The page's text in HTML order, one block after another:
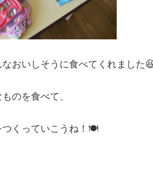
おいしそうに食べてくれました
のを食べて、
つくっていこうね！🍽